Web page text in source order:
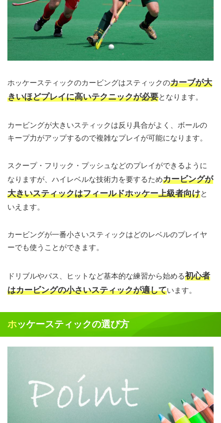
ホッケースティックのカービングはスティックのカーブが大
きいほどプレイに高いテクニックが必要となります。
カービングが大きいスティックは反り具合がよく、ボールの
キープ力がアップするので複雑なプレイが可能になります。
スクープ・フリック・プッシュなどのプレイができるように
なりますが、ハイレベルな技術力を要するためカービングが
大きいスティックはフィールドホッケー上級者向けと
いえます。
カービングが一番小さいスティックはどのレベルのプレイヤ
ーでも使うことができます。
ドリブルやパス、ヒットなど基本的な練習から始める初心者
はカービングの小さいスティックが適しています。
ホッケースティックの選び方